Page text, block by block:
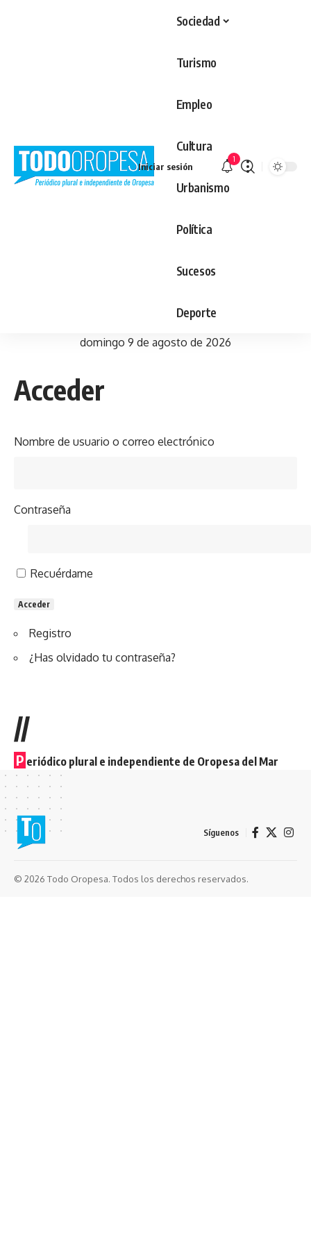
Sociedad
Turismo
Empleo
Cultura
Urbanismo
Política
Sucesos
Deporte
Iniciar sesión
1
domingo 9 de agosto de 2026
Acceder
Nombre de usuario o correo electrónico
Contraseña
Recuérdame
Acceder
Registro
¿Has olvidado tu contraseña?
//
P eriódico plural e independiente de Oropesa del Mar
Síguenos
© 2026 Todo Oropesa. Todos los derechos reservados.